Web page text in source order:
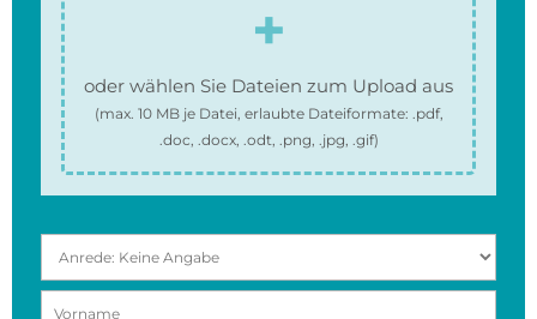
oder wählen Sie Dateien zum Upload aus
(max. 10 MBje Datei, erlaubte Dateiformate: .pdf,
.doc, .docx, .odt, .png, .jpg, .gif)